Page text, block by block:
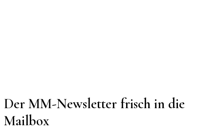
Der MM-Newsletter frisch in die
Mailbox